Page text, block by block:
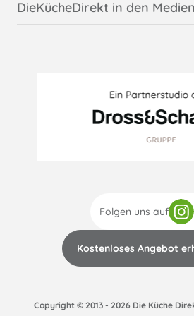
Folgen uns auf
Kostenloses Angebot
DieKücheDirekt in den Medien
Copyright © 2013 - 2026 Die Küche